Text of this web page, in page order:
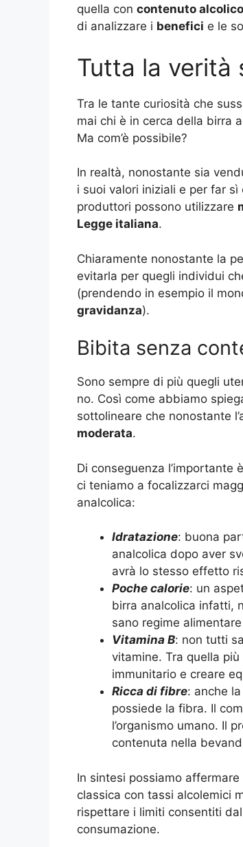
quella con contenuto alcolico
di analizzare i benefici e le
Tutta la verità
Tra le tante curiosità che
mai chi è in cerca della birra
Ma com’è possibile?
In realtà, nonostante sia
i suoi valori iniziali e per far
produttori possono utilizzare
Legge italiana.
Chiaramente nonostante la
evitarla per quegli individui
(prendendo in esempio il
gravidanza).
Bibita senza
Sono sempre di più quegli
no. Così come abbiamo
sottolineare che nonostante
moderata.
Di conseguenza l’importante è
ci teniamo a focalizzarci
analcolica:
Idratazione: buona
analcolica dopo aver
avrà lo stesso effetto
Poche calorie: un
birra analcolica infatti,
sano regime
Vitamina B: non tutti
vitamine. Tra quella
immunitario e creare
Ricca di fibre: anche
possiede la fibra. Il
l’organismo umano. Il
contenuta nella
In sintesi possiamo affermare
classica con tassi alcolemici
rispettare i limiti consentiti
consumazione.